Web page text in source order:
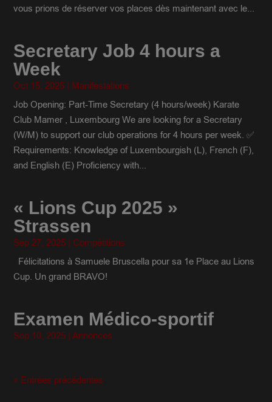
vous prions de réserver vos places dès maintenant avec le...
Secretary Job 4 hours a
Week
Oct 15, 2025 | Manifestations
Job Opening: Part-Time Secretary (4 hours/week) Karate
Club Mamer , Luxembourg We are looking for a Secretary
(W/M) to support our club operations for 4 hours per week. ✅
Requirements: Knowledge of Luxembourgish (L), French (F),
and English (E) Proficiency with...
« Lions Cup 2025 »
Strassen
Sep 27, 2025 | Compétitions
Félicitations à Samuele Bruscella pour sa 1e Place au Lions
Cup. Un grand BRAVO!
Examen Médico-sportif
Sep 10, 2025 |Annonces
« Entrées précédentes